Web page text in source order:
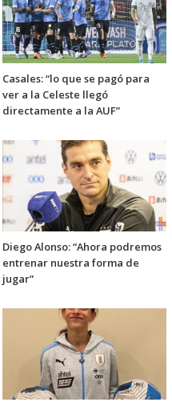
Casales: “lo que se pagó para
ver a la Celeste llegó
directamente a la AUF”
Diego Alonso: “Ahora podremos
entrenar nuestra forma de
jugar”